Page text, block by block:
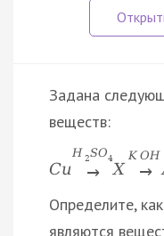
Задана
веществ:
Cu
H 2SO4
→ X
KOH
→
Определите,
являются